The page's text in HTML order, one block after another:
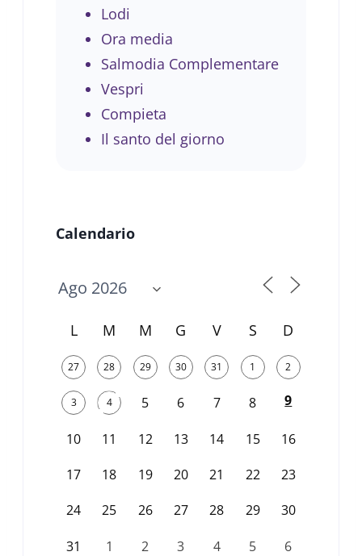
Lodi
Ora media
Salmodia Complementare
Vespri
Compieta
Il santo del giorno
Calendario
L M M G V S D
27 28 29 30 31 1 2
3 4 5 6 7 8 9
10 11 12 13 14 15 16
17 18 19 20 21 22 23
24 25 26 27 28 29 30
31 1 2 3 4 5 6